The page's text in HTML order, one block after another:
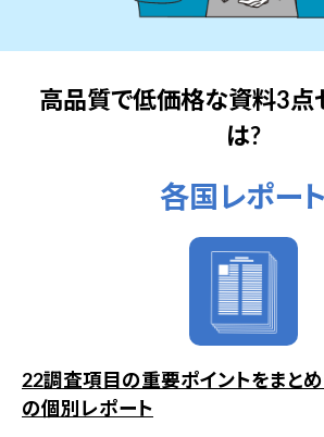
高品質で低価格な資料3点
は?
各国レポート
22調査項目の重要ポイントをまとめ
の個別レポート